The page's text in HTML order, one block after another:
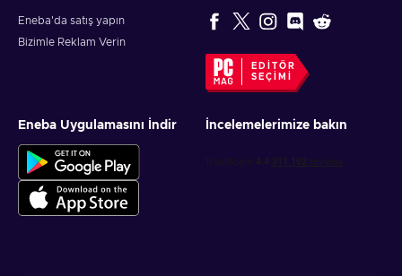
Eneba'da satış yapın
Bizimle Reklam Verin
EDITÖR
SEÇIMI
Eneba Uygulamasını İndir İncelemelerimize bakın